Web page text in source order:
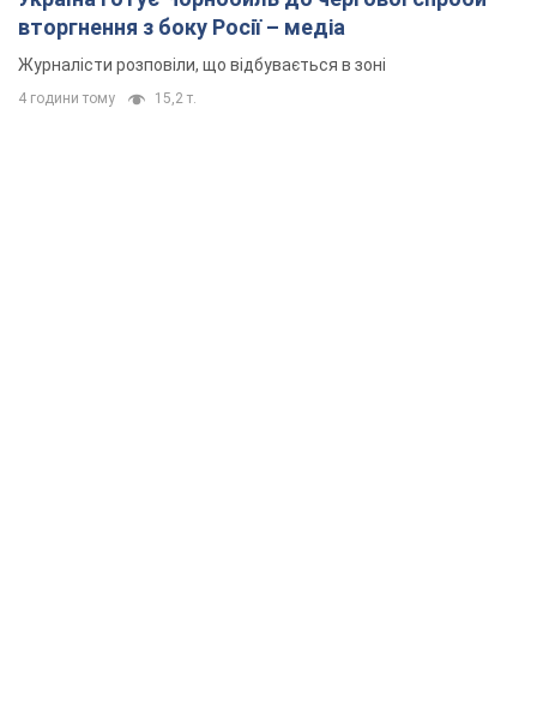
вторгнення з боку Росії – медіа
Журналісти розповіли, що відбувається в зоні
4 години тому 15,2 т.